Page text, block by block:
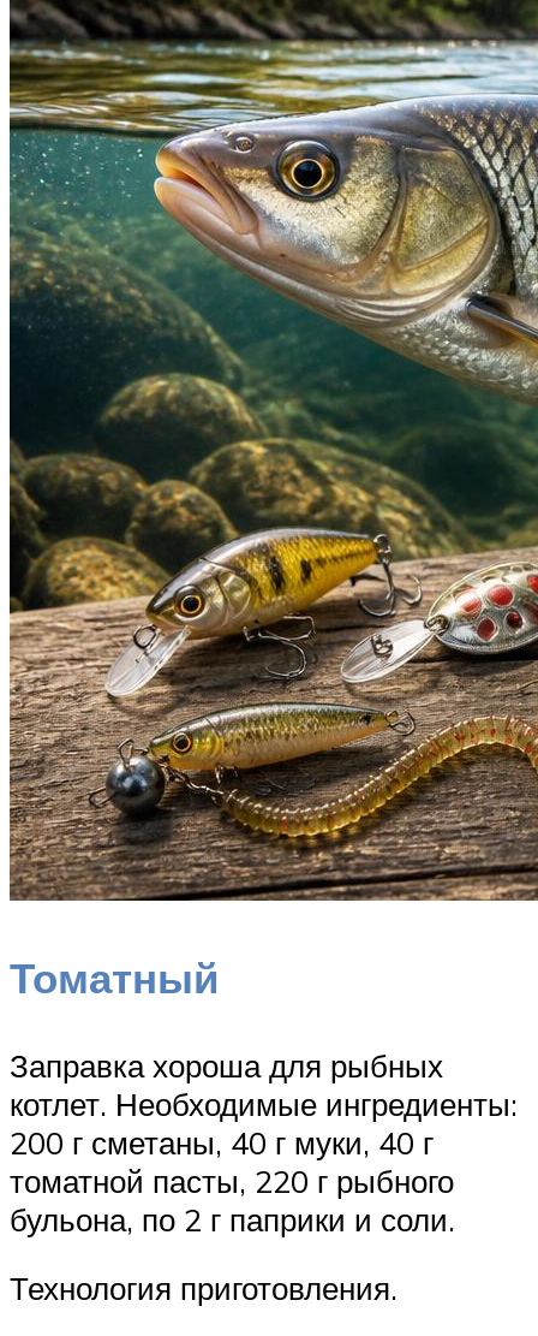
Томатный
Заправка хороша для рыбных
котлет. Необходимые ингредиенты:
200 г сметаны, 40 г муки, 40 г
томатной пасты, 220 г рыбного
бульона, по 2 г паприки и соли.
Технология приготовления.